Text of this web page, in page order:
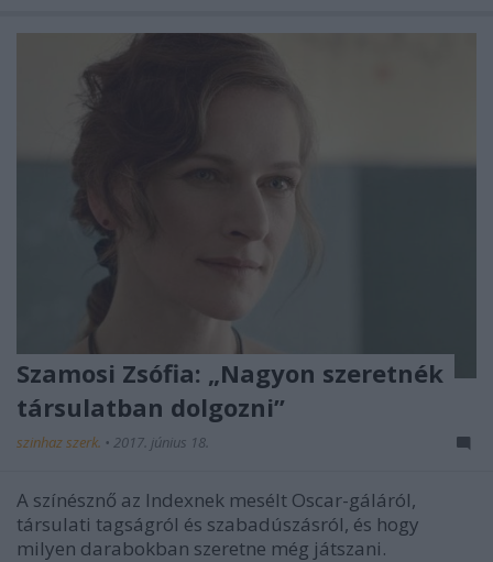
Szamosi Zsófia: „Nagyon szeretnék
társulatban dolgozni”
szinhaz szerk. • 2017. június 18.
A színésznő az Indexnek mesélt Oscar-gáláról,
társulati tagságról és szabadúszásról, és hogy
milyen darabokban szeretne még játszani.